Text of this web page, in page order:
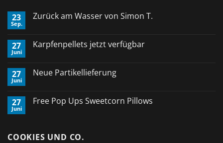
23
Sep.
Zurück am Wasser von Simon T.
Zurück
Simon
T.
27
Juni
Karpfenpellets jetzt verfügbar
Karpfenpellets
27
Juni
Neue Partikellieferung
Neue
27
Juni
Free Pop Ups Sweetcorn Pillows
Pop
COOKIES UND CO.